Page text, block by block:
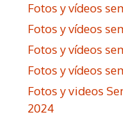
Fotos y vídeos
Fotos y vídeos
Fotos y vídeos
Fotos y vídeos
Fotos y videos
2024